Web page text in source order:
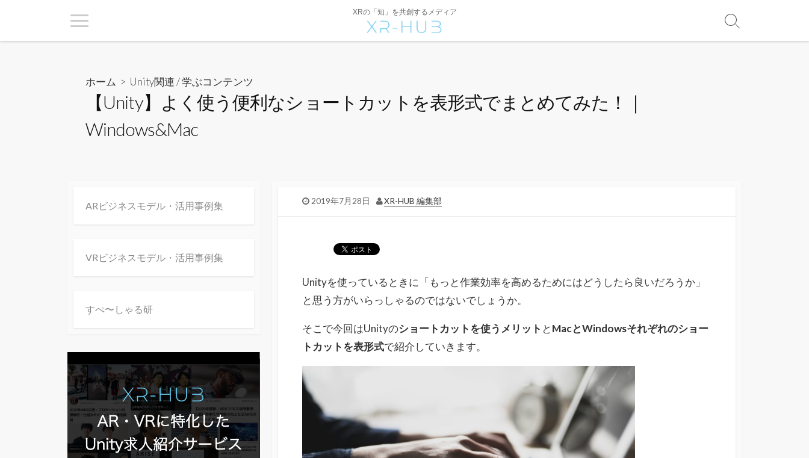
XRの「知」を共創するメディア
ホーム > Unity関連/学ぶコンテンツ
【Unity】よく使う便利なショートカットを表形式でまとめてみた！｜
Windows&Mac
2019年7月28日 XR-HUB 編集部
Unityを使っているときに「もっと作業効率を高めるためにはどうしたら良いだろうか」
と思う方がいらっしゃるのではないでしょうか。
そこで今回はUnityのショートカットを使うメリット とMacとWindowsそれぞれのショー
トカットを表形式で紹介していきます。
ARビジネスモデル・活用事例集
VRビジネスモデル・活用事例集
すぺ〜しゃる研